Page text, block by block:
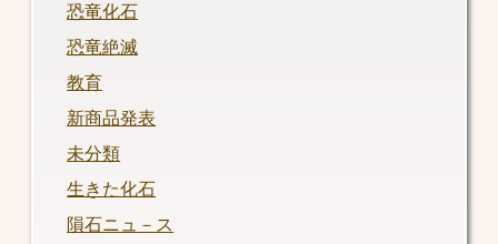
恐竜化石
恐竜絶滅
教育
新商品発表
未分類
生きた化石
隕石ニュ－ス